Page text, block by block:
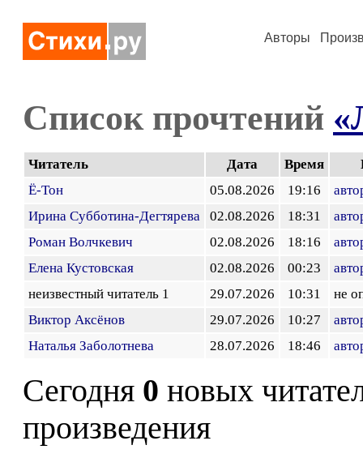
Авторы
Список прочтений
Читатель Дата Время
Ё-Тон
05.08.2026 19:16
Ирина Субботина-Дегтярева
02.08.2026 18:31
Роман Волчкевич
02.08.2026 18:16
Елена Кустовская
02.08.2026 00:23
неизвестный читатель 1
29.07.2026 10:31
не
Виктор Аксёнов
29.07.2026 10:27
Наталья Заболотнева
28.07.2026 18:46
Сегодня 0 новых
произведения